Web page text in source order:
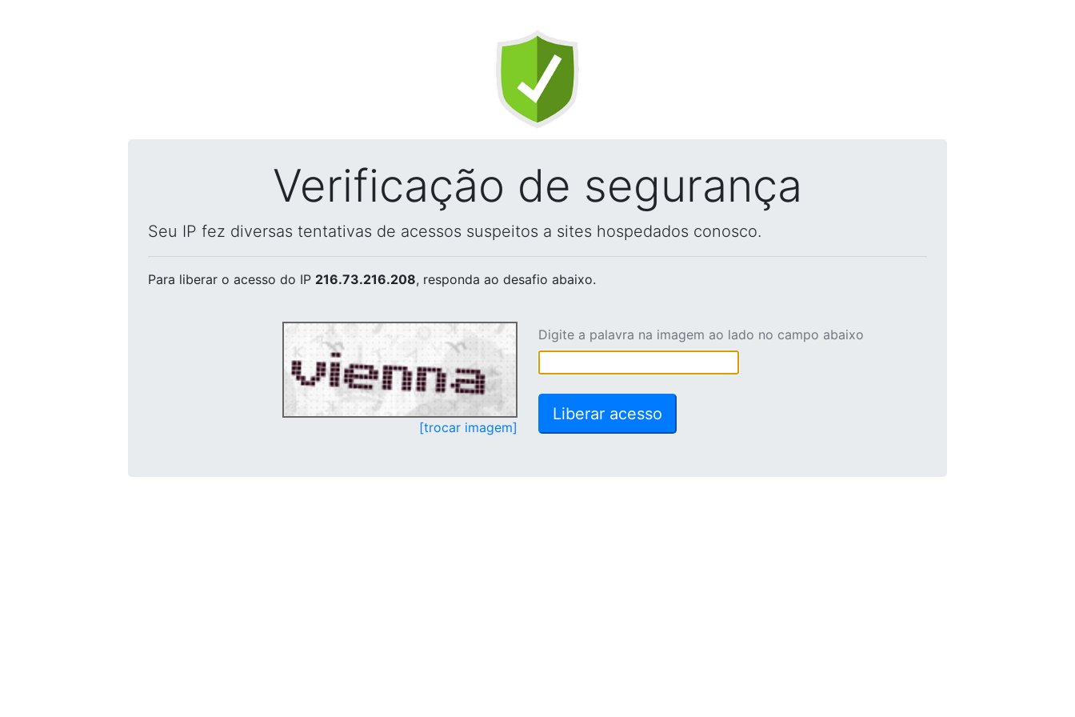
Verificação de segurança
Seu IP fez diversas tentativas de acessos suspeitos a sites hospedados conosco.
Para liberar o acesso do IP 216.73.216.208, responda ao desafio abaixo.
[trocar imagem]
Digite a palavra na imagem ao lado no campo abaixo